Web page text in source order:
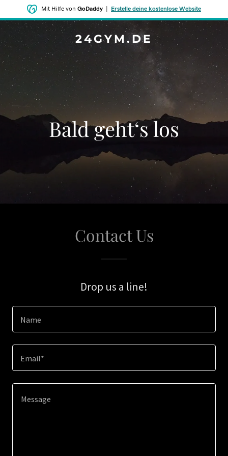
Mit Hilfe von GoDaddy Erstelle deine kostenlose Website
24GYM.DE
Bald geht‘s los
Contact Us
Drop us a line!
Name
Email*